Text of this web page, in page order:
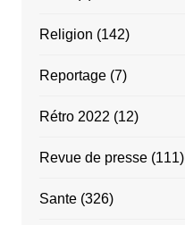
Religion (142)
Reportage(7)
Rétro 2022 (12)
Revue de presse(111)
Sante(326)